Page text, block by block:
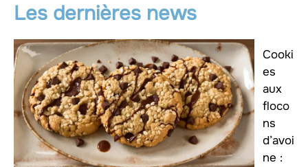
Les dernières news
Cooki
es
aux
floco
ns
d’avoi
ne :